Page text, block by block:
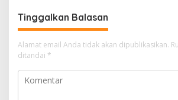
Tinggalkan Balasan
Alamat email Anda tidak akan dipublikasikan.
ditandai *